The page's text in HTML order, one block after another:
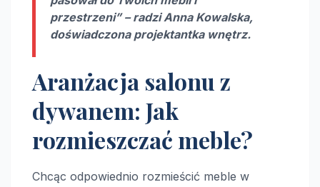
przestrzeni” – radzi Anna Kowalska,
doświadczona projektantka wnętrz.
Aranżacja salonu z
dywanem: Jak
rozmieszczać meble?
Chcąc odpowiednio rozmieścić meble w